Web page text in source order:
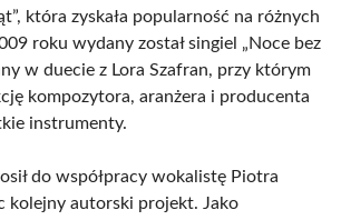
która zyskała popularność na różnych
roku wydany został singiel „Noce bez
w duecie z Lora Szafran, przy którym
kompozytora, aranżera i producenta
instrumenty.
do współpracy wokalistę Piotra
kolejny autorski projekt. Jako